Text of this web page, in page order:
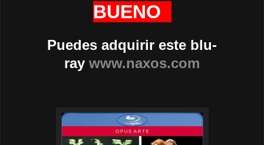
BUENO
Puedes adquirir este blu-
ray www.naxos.com